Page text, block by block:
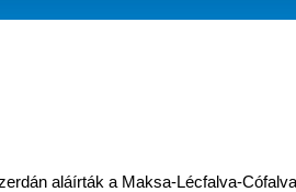
aláírták a Maksa-Lécfalva-